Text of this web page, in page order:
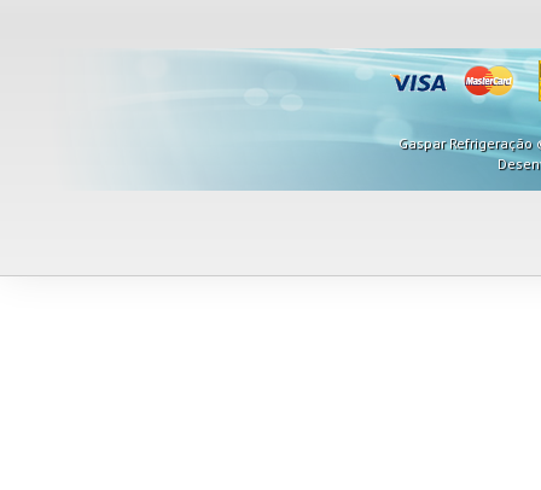
Gaspar Refrigeração